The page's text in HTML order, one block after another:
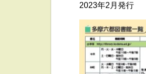
2023年2月発行